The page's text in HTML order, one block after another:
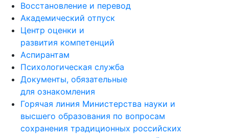
Восстановление и перевод
Академический отпуск
Центр оценки и
развития компетенций
Аспирантам
Психологическая служба
Документы, обязательные
для ознакомления
Горячая линия Министерства науки и
высшего образования по вопросам
сохранения традиционных российских